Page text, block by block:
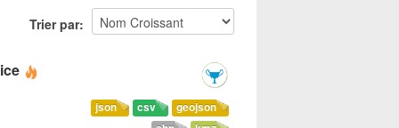
Trier par
geojson
csv
json